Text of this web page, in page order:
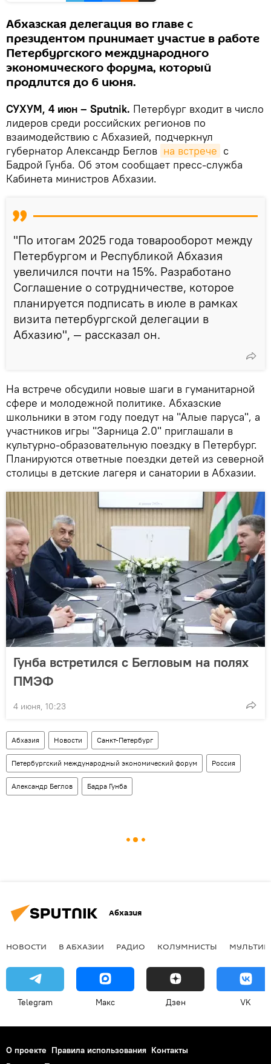
Абхазская делегация во главе с
президентом принимает участие в работе
Петербургского международного
экономического форума, который
продлится до 6 июня.
СУХУМ, 4 июн – Sputnik. Петербург входит в число
лидеров среди российских регионов по
взаимодействию с Абхазией, подчеркнул
губернатор Александр Беглов на встрече с
Бадрой Гунба. Об этом сообщает пресс-служба
Кабинета министров Абхазии.
"По​ итогам 2025 года товарооборот между
Петербургом и​ Республикой Абхазия
увеличился почти на​ 15%. Разработано
Соглашение о​ сотрудничестве, которое
планируется подписать в​ июле в​ рамках
визита петербургской делегации в​
Абхазию", — рассказал он.
На встрече обсудили новые шаги в гуманитарной
сфере и молодежной политике. Абхазские
школьники в этом году поедут на "Алые паруса", а
участников игры "Зарница 2.0" приглашали в
культурно-образовательную поездку в Петербург.
Планируются ответные поездки детей из северной
столицы в детские лагеря и санатории в Абхазии.
Гунба встретился с Бегловым на полях
ПМЭФ
4 июня, 10:23
Абхазия Новости Санкт-Петербург
Петербургский международный экономический форум Россия
Александр Беглов Бадра Гунба
Абхазия
НОВОСТИ В АБХАЗИИ РАДИО КОЛУМНИСТЫ
Telegram Макс Дзен VK
О проекте Правила использования Контакты